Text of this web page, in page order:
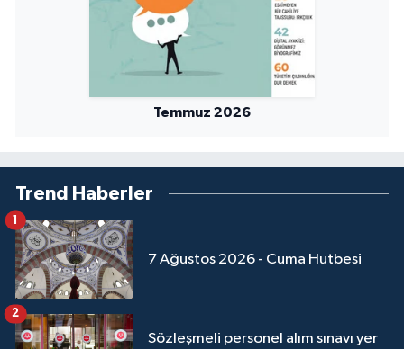
Temmuz 2026
Trend Haberler
7 Ağustos 2026 - Cuma Hutbesi
1
Sözleşmeli personel alım sınavı yer
2